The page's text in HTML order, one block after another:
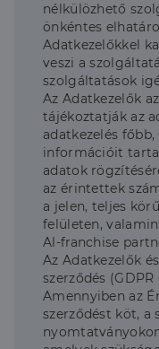
nélkülözhető
önkéntes
Adatkezelőkkel
veszi a
szolgáltatások
Az Adatkezelők
tájékoztatják az
adatkezelés
információit
adatok
az érintettek
a jelen, teljes
felületen,
Al-franchise
Az Adatkezelők
szerződés
Amennyiben az
szerződést köt, a
li_gc
Privacy Policy